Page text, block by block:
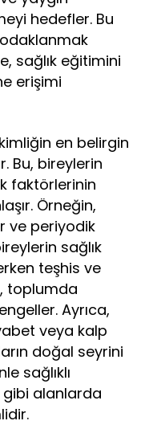
hedefler. Bu
sağlık eğitimini
erişimi
en belirgin
Bu, bireylerin
faktörlerinin
Örneğin,
ve periyodik
sağlık
teşhis ve
toplumda
Ayrıca,
veya kalp
doğal seyrini
sağlıklı
alanlarda